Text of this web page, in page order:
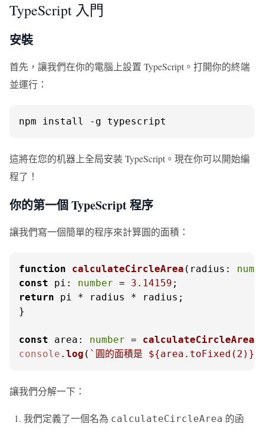
TypeScript 入門
安裝
首先，讓我們在你的電腦上設置 TypeScript。打開你的終端
並運行：
npm install -g typescript
這將在您的机器上全局安装 TypeScript。現在你可以開始編
程了！
你的第一個 TypeScript 程序
讓我們寫一個簡單的程序來計算圓的面積：
function calculateCircleArea ( radius:
const
pi : number = 3.14159
return pi * radius * radius;
}
const area : number = calculateCircleArea
console . log ( `圓的面積是 ${area.toFixed( 2 )}
讓我們分解一下：
我們定義了一個名為 calculateCircleArea 的函